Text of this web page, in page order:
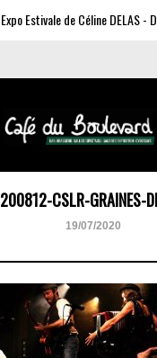
Expo Estivale de Céline DELAS -
200812-CSLR-GRAINES-
19/07/2020